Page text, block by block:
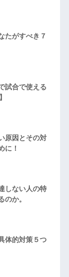
たがすべき７
試合で使える
原因とその対
に！
しない人の特
のか。
体的対策５つ